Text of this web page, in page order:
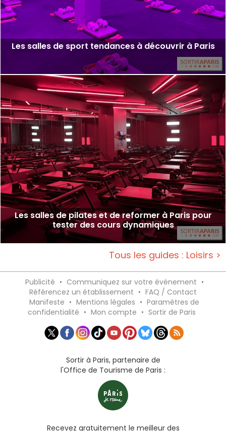
Les salles de sport tendances à découvrir à Paris
Les salles de pilates et de reformer à Paris pour
tester des cours dynamiques
Tous les guides : Loisirs >
Publicité • Communiquez sur votre événement •
Référencez un établissement • FAQ / Contact
Manifeste • Mentions légales • Paramètres de
confidentialité • Mon compte • Sortir de Paris
Sortir à Paris, partenaire de
l'Office de Tourisme de Paris :
Recevez gratuitement le meilleur des